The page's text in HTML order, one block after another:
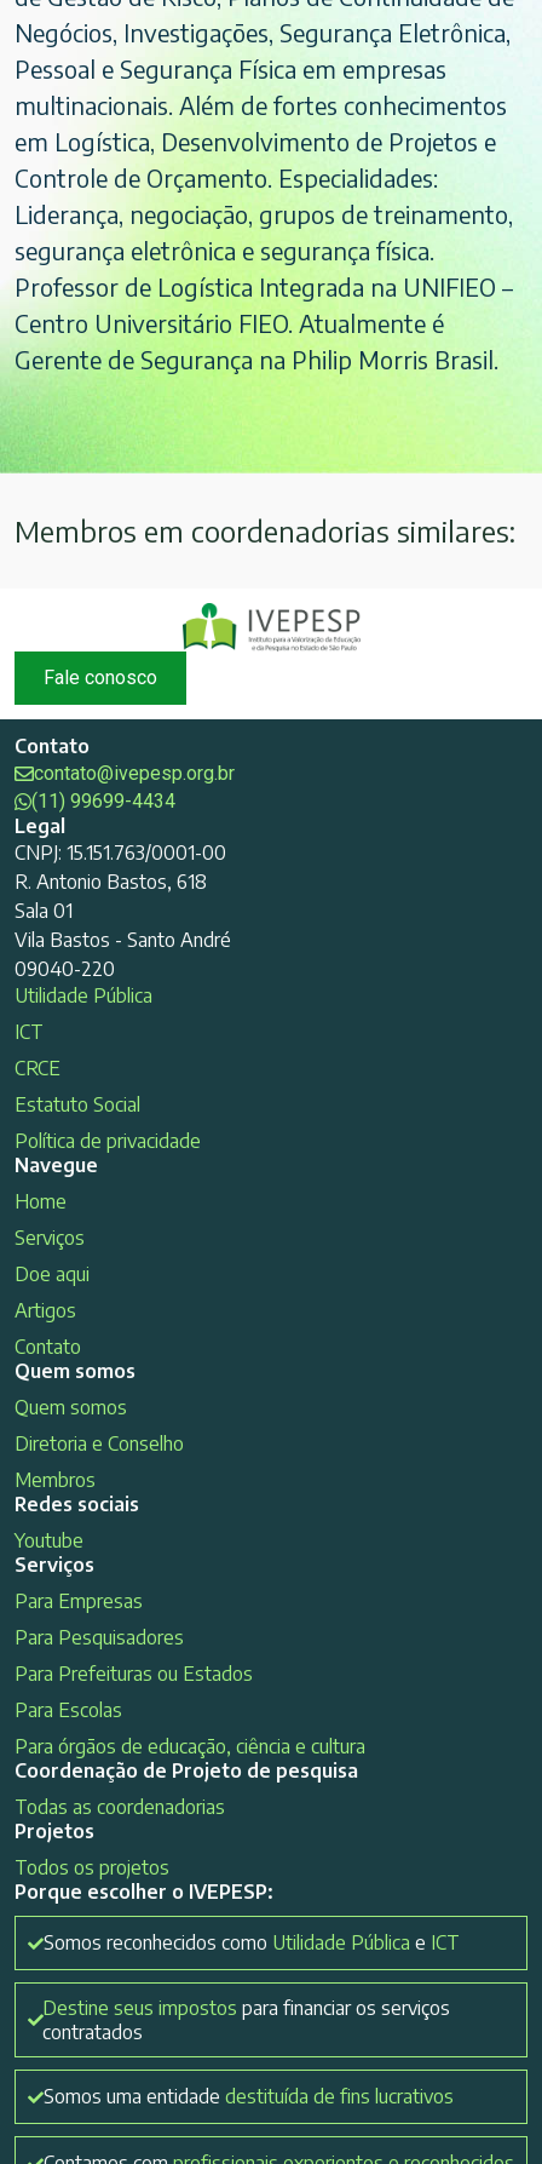
Negócios, Investigações, Segurança Eletrônica,
Pessoal e Segurança Física em empresas
multinacionais. Além de fortes conhecimentos
em Logística, Desenvolvimento de Projetos e
Controle de Orçamento. Especialidades:
Liderança, negociação, grupos de treinamento,
segurança eletrônica e segurança física.
Professor de Logística Integrada na UNIFIEO –
Centro Universitário FIEO. Atualmente é
Gerente de Segurança na Philip Morris Brasil.
Membros em coordenadorias similares:
Fale conosco
Contato
contato@ivepesp.org.br
(11) 99699-4434
Legal
CNPJ: 15.151.763/0001-00
R. Antonio Bastos, 618
Sala 01
Vila Bastos - Santo André
09040-220
Utilidade Pública
ICT
CRCE
Estatuto Social
Política de privacidade
Navegue
Home
Serviços
Doe aqui
Artigos
Contato
Quem somos
Quem somos
Diretoria e Conselho
Membros
Redes sociais
Youtube
Serviços
Para Empresas
Para Pesquisadores
Para Prefeituras ou Estados
Para Escolas
Para órgãos de educação, ciência e cultura
Coordenação de Projeto de pesquisa
Todas as coordenadorias
Projetos
Todos os projetos
Porque escolher o IVEPESP:
Somos reconhecidos como Utilidade Pública e ICT
Destine seus impostos para financiar os serviços
contratados
Somos uma entidade destituída de fins lucrativos